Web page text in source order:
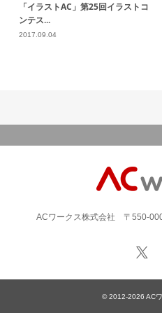
「イラストAC」第25回イラストコ
ンテス...
2017.09.04
ACワークス株式会社 〒550-
© 2012-2026 AC